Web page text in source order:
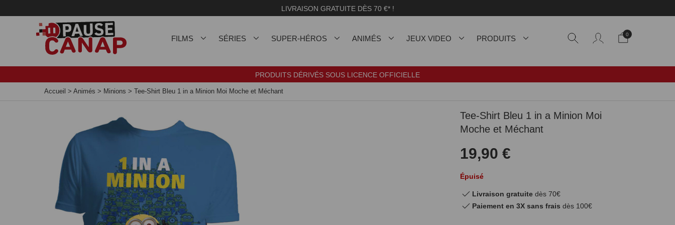
LIVRAISON GRATUITE DÈS 70 €* !
FILMS SÉRIES SUPER-HÉROS ANIMÉS JEUX VIDEO PRODUITS 0
PRODUITS DÉRIVÉS SOUS LICENCE OFFICIELLE
Accueil > Animés > Minions > Tee-Shirt Bleu 1 in a Minion Moi Moche et Méchant
Tee-Shirt Bleu 1 in a Minion Moi
Moche et Méchant
19,90 €
Épuisé
Livraison gratuite dès 70€
Paiement en 3X sans frais dès 100€